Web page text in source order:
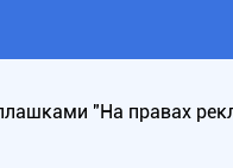
"На правах